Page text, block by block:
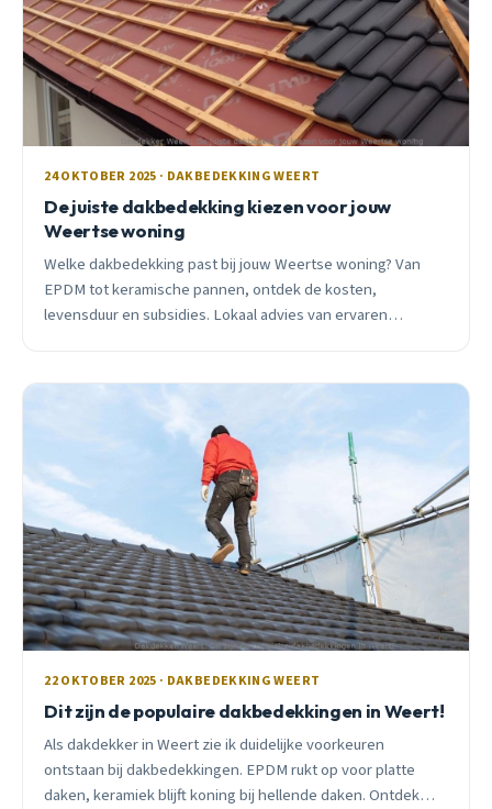
24 OKTOBER 2025 · DAKBEDEKKING WEERT
De juiste dakbedekking kiezen voor jouw
Weertse woning
Welke dakbedekking past bij jouw Weertse woning? Van
EPDM tot keramische pannen, ontdek de kosten,
levensduur en subsidies. Lokaal advies van ervaren
22 OKTOBER 2025 · DAKBEDEKKING WEERT
Dit zijn de populaire dakbedekkingen in Weert!
Als dakdekker in Weert zie ik duidelijke voorkeuren
ontstaan bij dakbedekkingen. EPDM rukt op voor platte
daken, keramiek blijft koning bij hellende daken. Ontdek